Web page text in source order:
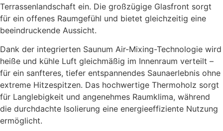
Terrassenlandschaft ein. Die großzügige Glasfront sorgt
für ein offenes Raumgefühl und bietet gleichzeitig eine
beeindruckende Aussicht.
Dank der integrierten Saunum Air-Mixing-Technologie wird
heiße und kühle Luft gleichmäßig im Innenraum verteilt –
für ein sanfteres, tiefer entspannendes Saunaerlebnis ohne
extreme Hitzespitzen. Das hochwertige Thermoholz sorgt
für Langlebigkeit und angenehmes Raumklima, während
die durchdachte Isolierung eine energieeffiziente Nutzung
ermöglicht.